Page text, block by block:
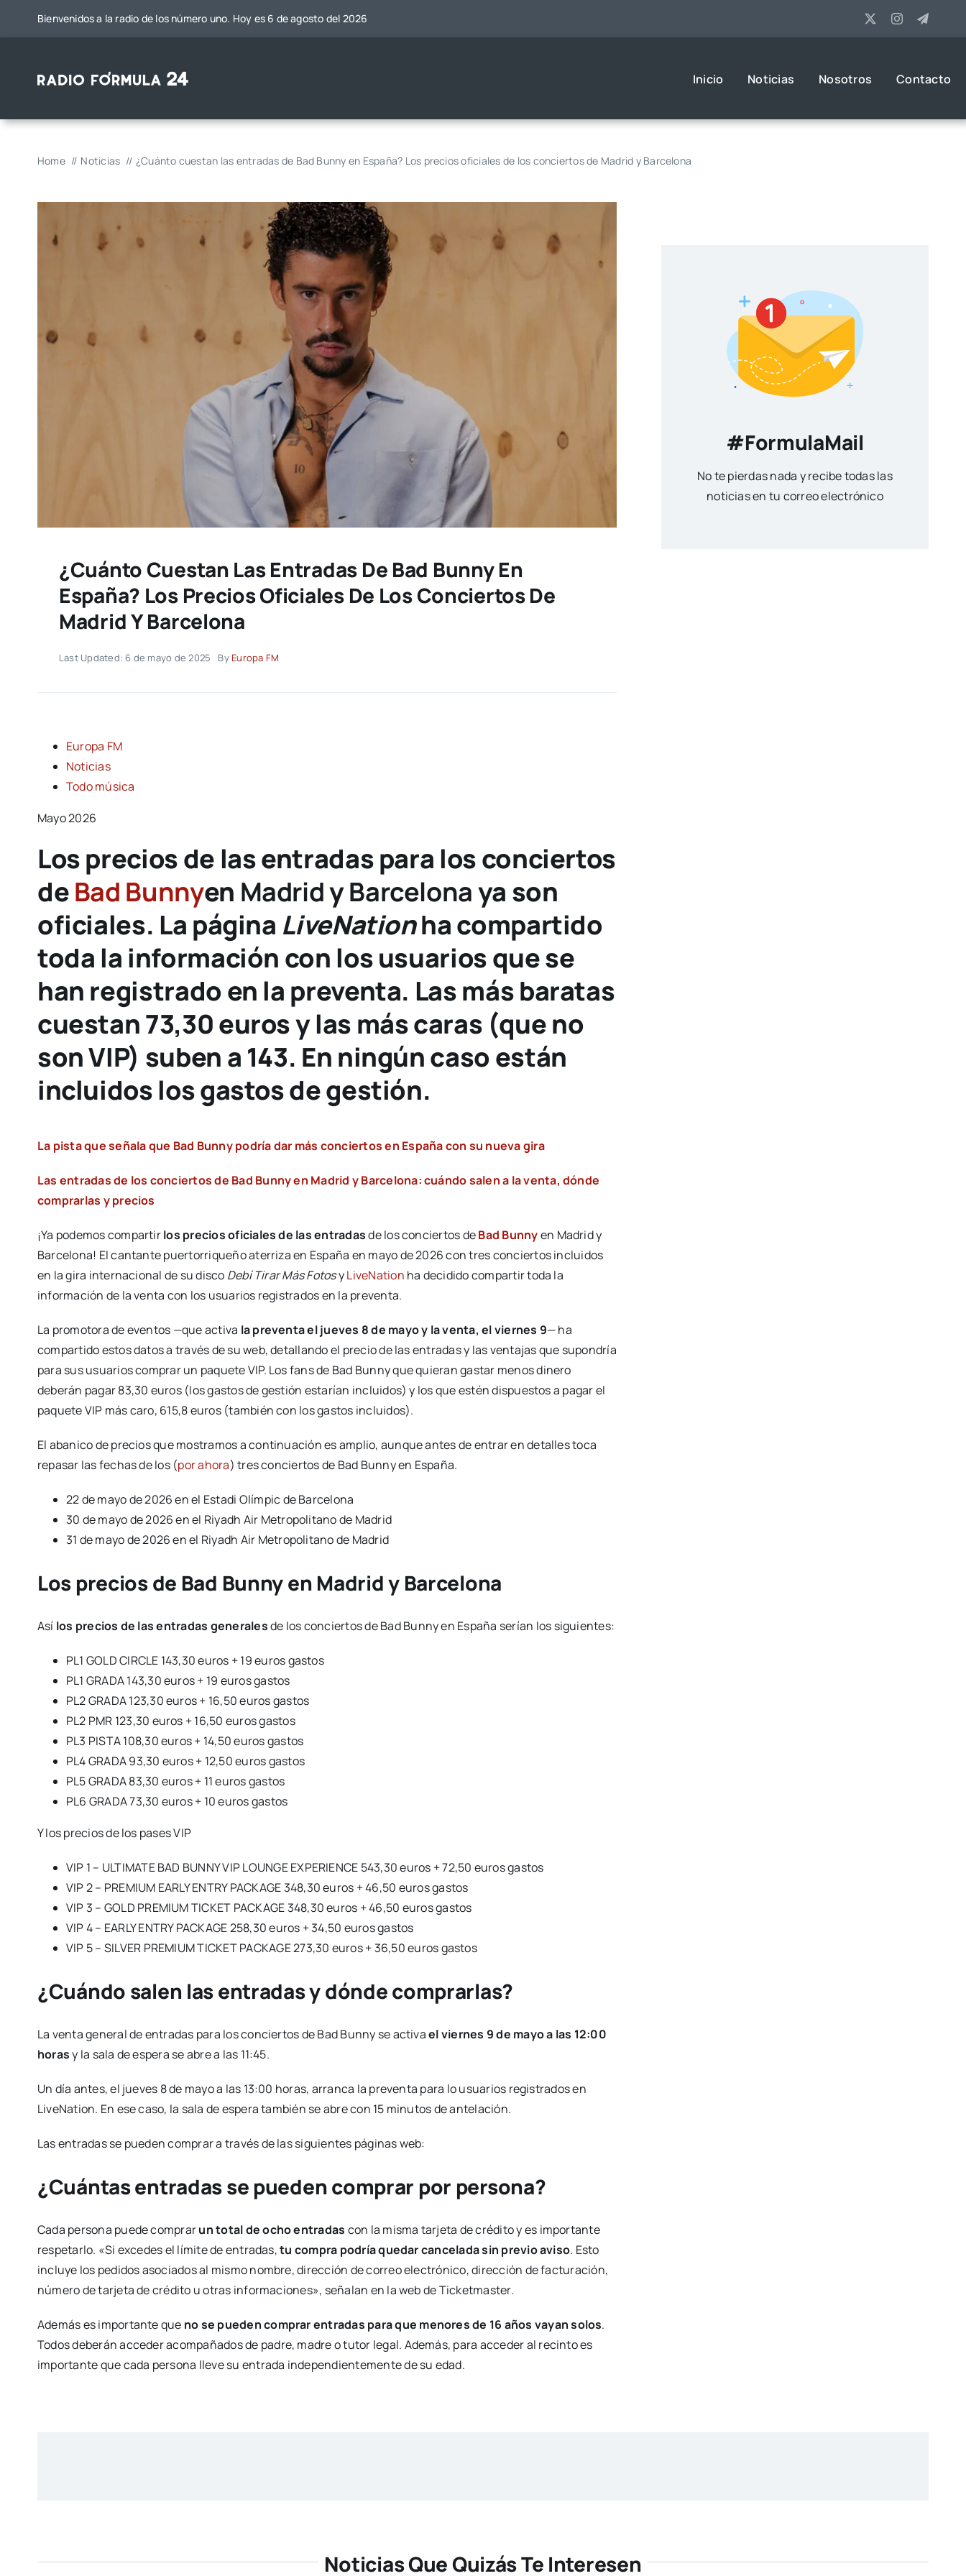
Bienvenidos a la radio de los número uno. Hoy es 6 de agosto del 2026
Inicio Noticias Nosotros Contacto
Home Noticias ¿Cuánto cuestan las entradas de Bad Bunny en España? Los precios oficiales de los conciertos de Madrid y Barcelona
¿Cuánto Cuestan Las Entradas De Bad Bunny En
España? Los Precios Oficiales De Los Conciertos De
Madrid Y Barcelona
Last Updated: 6 de mayo de 2025 By Europa FM
Europa FM
Noticias
Todo música
Mayo 2026
Los precios de las entradas para los conciertos
deBad Bunnyen MadridyBarcelonaya son
oficiales. La página LiveNationha compartido
toda la información con los usuarios que se
han registrado en la preventa. Las más baratas
cuestan 73,30 euros y las más caras (que no
son VIP) suben a 143. En ningún caso están
incluidos los gastos de gestión.
La pista que señala que Bad Bunny podría dar más conciertos en España con su nueva gira
Las entradas de los conciertos de Bad Bunny en Madrid y Barcelona: cuándo salen a la venta, dónde
comprarlas y precios
¡Ya podemos compartirlos precios oficiales de las entradasde los conciertos deBad Bunnyen Madrid y
Barcelona! El cantante puertorriqueño aterriza en España en mayo de 2026 con tres conciertos incluidos
en la gira internacional de su disco Debí Tirar Más FotosyLiveNation ha decidido compartir toda la
información de la venta con los usuarios registrados en la preventa.
La promotora de eventos —que activa la preventa el jueves 8 de mayo y la venta, el viernes 9— ha
compartido estos datos a través de su web, detallando el precio de las entradas y las ventajas que supondría
para sus usuarios comprar un paquete VIP. Los fans de Bad Bunny que quieran gastar menos dinero
deberán pagar 83,30 euros (los gastos de gestión estarían incluidos) y los que estén dispuestos a pagar el
paquete VIP más caro, 615,8 euros (también con los gastos incluidos).
El abanico de precios que mostramos a continuación es amplio, aunque antes de entrar en detalles toca
repasar las fechas de los (por ahora) tres conciertos de Bad Bunny en España.
22 de mayo de 2026 en el Estadi Olímpic de Barcelona
30 de mayo de 2026 en el Riyadh Air Metropolitano de Madrid
31 de mayo de 2026 en el Riyadh Air Metropolitano de Madrid
Los precios de Bad Bunny en Madrid y Barcelona
Así los precios de las entradas generalesde los conciertos de Bad Bunny en España serían los siguientes:
PL1 GOLD CIRCLE 143,30 euros + 19 euros gastos
PL1 GRADA 143,30 euros + 19 euros gastos
PL2 GRADA 123,30 euros + 16,50 euros gastos
PL2 PMR 123,30 euros + 16,50 euros gastos
PL3 PISTA 108,30 euros + 14,50 euros gastos
PL4 GRADA 93,30 euros + 12,50 euros gastos
PL5 GRADA 83,30 euros + 11 euros gastos
PL6 GRADA 73,30 euros + 10 euros gastos
Y los precios de los pases VIP
VIP 1 – ULTIMATE BAD BUNNY VIP LOUNGE EXPERIENCE 543,30 euros + 72,50 euros gastos
VIP 2 – PREMIUM EARLY ENTRY PACKAGE 348,30 euros + 46,50 euros gastos
VIP 3 – GOLD PREMIUM TICKET PACKAGE 348,30 euros + 46,50 euros gastos
VIP 4 – EARLY ENTRY PACKAGE 258,30 euros + 34,50 euros gastos
VIP 5 – SILVER PREMIUM TICKET PACKAGE 273,30 euros + 36,50 euros gastos
¿Cuándo salen las entradas y dónde comprarlas?
La venta general de entradas para los conciertos de Bad Bunny se activael viernes 9 de mayo a las 12:00
horasy la sala de espera se abre a las 11:45.
Un día antes, el jueves 8 de mayo a las 13:00 horas, arranca la preventa para lo usuarios registrados en
LiveNation. En ese caso, la sala de espera también se abre con 15 minutos de antelación.
Las entradas se pueden comprar a través de las siguientes páginas web:
¿Cuántas entradas se pueden comprar por persona?
Cada persona puede comprarun total de ocho entradas con la misma tarjeta de crédito y es importante
respetarlo. «Si excedes el límite de entradas,tu compra podría quedar cancelada sin previo aviso. Esto
incluye los pedidos asociados al mismo nombre, dirección de correo electrónico, dirección de facturación,
número de tarjeta de crédito u otras informaciones», señalan en la web de Ticketmaster.
Además es importante que no se pueden comprar entradas para que menores de 16 años vayan solos.
Todos deberán acceder acompañados de padre, madre o tutor legal. Además, para acceder al recinto es
importante que cada persona lleve su entrada independientemente de su edad.
#FormulaMail
No te pierdas nada y recibe todas las
noticias en tu correo electrónico
Noticias Que Quizás Te Interesen